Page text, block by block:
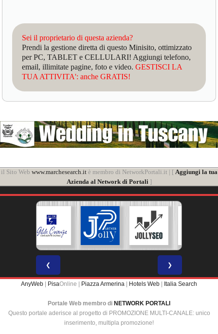
Sei il proprietario di questa azienda?
Prendi la gestione diretta di questo Minisito, ottimizzato
per PC, TABLET e CELLULARI! Aggiungi telefono,
email, illimitate pagine, foto e video.GESTISCI LA
TUA ATTIVITA': anche GRATIS!
il Sito Web www.marchesearch.itè membro di NetworkPortali.it | [ Aggiungi la tua
Azienda al Network di Portali]
❮ ❯
AnyWeb PisaOnline | Piazza Armerina Hotels Web Italia Search
Portale Web membro di NETWORK PORTALI
Questo portale aderisce al progetto di PROMOZIONE MULTI-CANALE: unico
inserimento, multipla promozione!